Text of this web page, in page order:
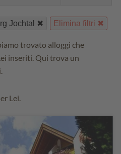
Jochtal Elimina filtri
trovato alloggi che
inseriti. Qui trova un
Lei.